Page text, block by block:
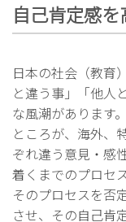
自己肯定感
日本の社会（教育
と違う事」「他人
な風潮があります。
ところが、海外、
ぞれ違う意見・感
着くまでのプロセ
そのプロセスを否
させ、その自己肯